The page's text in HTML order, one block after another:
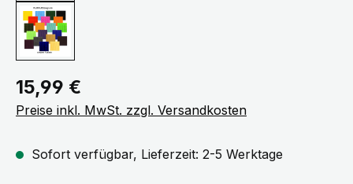
Regulärer Preis:
15,99 €
Preise inkl. MwSt. zzgl. Versandkosten
Sofort verfügbar, Lieferzeit: 2-5 Werktage